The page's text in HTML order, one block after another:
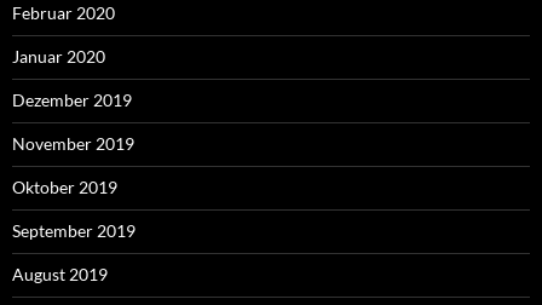
Februar 2020
Januar 2020
Dezember 2019
November 2019
Oktober 2019
September 2019
August 2019